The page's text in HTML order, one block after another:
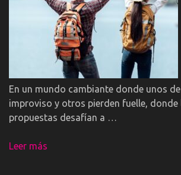
En un mundo cambiante donde unos
improviso y otros pierden fuelle, donde
propuestas desafían a …
Leer más